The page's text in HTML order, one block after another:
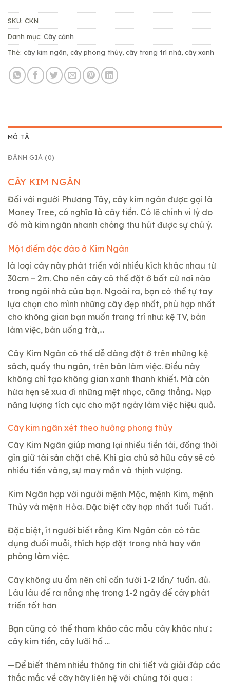
199,000₫.
SKU: CKN
Danh mục: Cây cảnh
Thẻ: cây kim ngân, cây phong thủy, cây trang trí nhà, cây xanh
MÔ TẢ
ĐÁNH GIÁ (0)
CÂY KIM NGÂN
Đối với người Phương Tây, cây kim ngân được gọi là
Money Tree, có nghĩa là cây tiền. Có lẽ chính vì lý do
đó mà kim ngân nhanh chóng thu hút được sự chú ý.
Một điểm độc đáo ở Kim Ngân
là loại cây này phát triển với nhiều kích khác nhau từ
30cm – 2m. Cho nên cây có thể đặt ở bất cứ nơi nào
trong ngôi nhà của bạn. Ngoài ra, bạn có thể tự tay
lựa chọn cho mình những cây đẹp nhất, phù hợp nhất
cho không gian bạn muốn trang trí như: kệ TV, bàn
làm việc, bàn uống trà,…
Cây Kim Ngân có thể dễ dàng đặt ở trên những kệ
sách, quầy thu ngân, trên bàn làm việc. Điều này
không chỉ tạo không gian xanh thanh khiết. Mà còn
hứa hẹn sẽ xua đi những mệt nhọc, căng thẳng. Nạp
năng lượng tích cực cho một ngày làm việc hiệu quả.
Cây kim ngân xét theo hướng phong thủy
Cây Kim Ngân giúp mang lại nhiều tiền tài, đồng thời
gìn giữ tài sản chặt chẽ. Khi gia chủ sở hữu cây sẽ có
nhiều tiền vàng, sự may mắn và thịnh vượng.
Kim Ngân hợp với người mệnh Mộc, mệnh Kim, mệnh
Thủy và mệnh Hỏa. Đặc biệt cây hợp nhất tuổi Tuất.
Đặc biệt, ít người biết rằng Kim Ngân còn có tác
dụng đuổi muỗi, thích hợp đặt trong nhà hay văn
phòng làm việc.
Cây không ưu ẩm nên chỉ cần tưới 1-2 lần/ tuần. đủ.
Lâu lâu để ra nắng nhẹ trong 1-2 ngày để cây phát
triển tốt hơn
Bạn cũng có thể tham khảo các mẫu cây khác như :
cây kim tiền, cây lưỡi hổ …
—Để biết thêm nhiều thông tin chi tiết và giải đáp các
thắc mắc về cây hãy liên hệ với chúng tôi qua :